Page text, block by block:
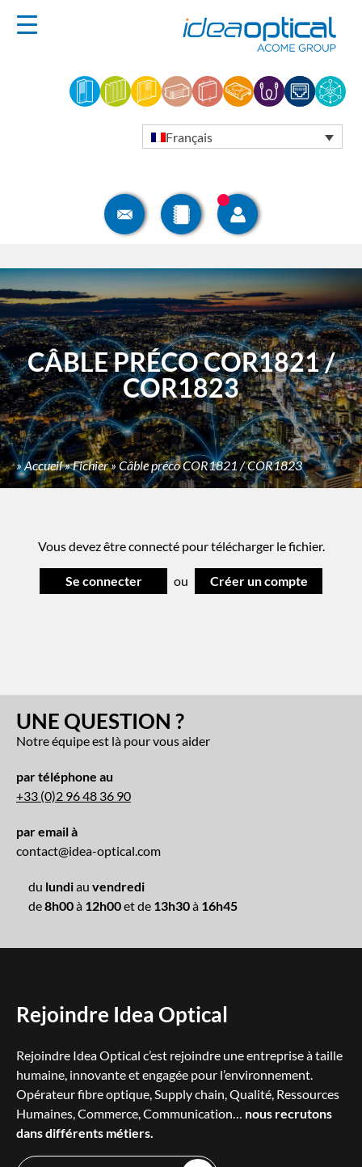
Français
CÂBLE PRÉCO COR1821 /
COR1823
»Accueil»Fichier»Câble préco COR1821 / COR1823
Vous devez être connecté pour télécharger le fichier.
Se connecter ou Créer un compte
UNE QUESTION ?
Notre équipe est là pour vous aider
par téléphone au
+33 (0)2 96 48 36 90
par email à
contact@idea-optical.com
du lundiau vendredi
de8h00à 12h00et de 13h30à 16h45
Rejoindre Idea Optical
Rejoindre Idea Optical c’est rejoindre une entreprise à taille
humaine, innovante et engagée pour l’environnement.
Opérateur fibre optique, Supply chain, Qualité, Ressources
Humaines, Commerce, Communication… nous recrutons
dans différents métiers.